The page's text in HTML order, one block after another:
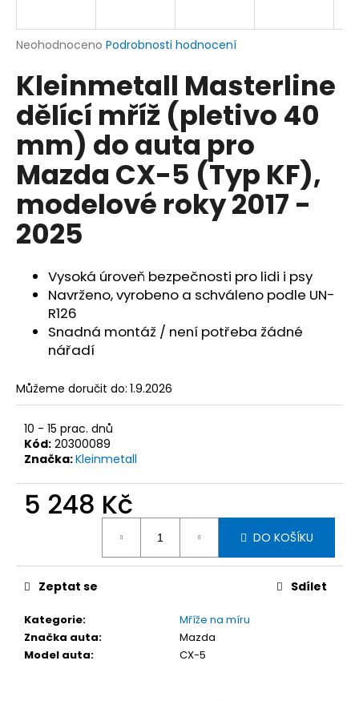
Průměrné
produktu
je
0,0
z
5
hvězdiček.
Neohodnoceno Podrobnosti hodnocení
Kleinmetall Masterline
dělící mříž (pletivo 40
mm) do auta pro
Mazda CX-5 (Typ KF),
modelové roky 2017 -
2025
Vysoká úroveň bezpečnosti pro lidi i psy
Navrženo, vyrobeno a schváleno podle UN-
R126
Snadná montáž / není potřeba žádné
nářadí
Můžeme doručit do: 1.9.2026
10 - 15 prac. dnů
Kód: 20300089
Značka:Kleinmetall
5 248 Kč
DO KOŠÍKU
Kategorie:
Mříže na míru
Značka auta:
Mazda
Model auta: CX-5
Zeptat se Sdílet
j
t
?
HLEDAT
u
j
m
e
KLEINMETALL
ROADMASTER
DO
AUTA,
95-
25
CM